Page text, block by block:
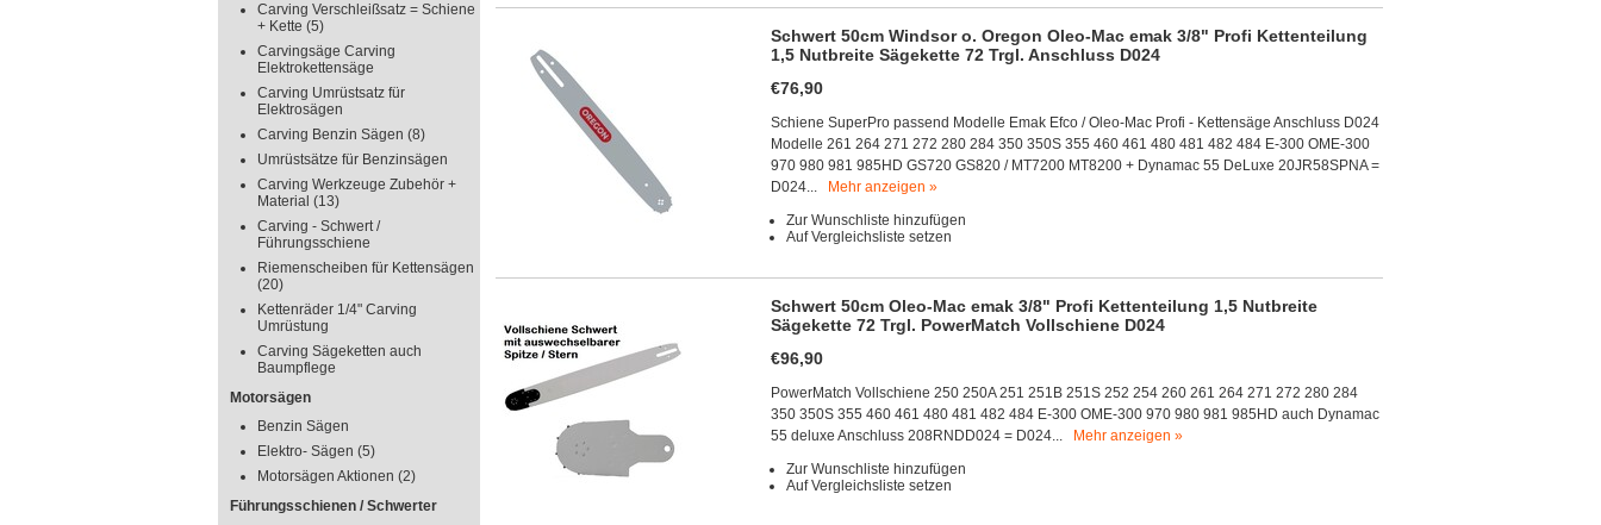
Carving Verschleißsatz = Schiene
+ Kette (5)
Carvingsäge Carving
Elektrokettensäge
Carving Umrüstsatz für
Elektrosägen
Carving Benzin Sägen (8)
Umrüstsätze für Benzinsägen
Carving Werkzeuge Zubehör +
Material (13)
Carving - Schwert /
Führungsschiene
Riemenscheiben für Kettensägen
(20)
Kettenräder 1/4" Carving
Umrüstung
Carving Sägeketten auch
Baumpflege
Motorsägen
Benzin Sägen
Elektro- Sägen (5)
Motorsägen Aktionen (2)
Führungsschienen / Schwerter
Schwert 50cm Windsor o. Oregon Oleo-Mac emak 3/8" Profi Kettenteilung
1,5 Nutbreite Sägekette 72 Trgl. Anschluss D024
€76,90
Schiene SuperPro passend Modelle Emak Efco / Oleo-Mac Profi - Kettensäge Anschluss D024
Modelle 261 264 271 272 280 284 350 350S 355 460 461 480 481 482 484 E-300 OME-300
970 980 981 985HD GS720 GS820 / MT7200 MT8200 + Dynamac 55 DeLuxe 20JR58SPNA =
D024...
Mehr anzeigen »
Zur Wunschliste hinzufügen
Auf Vergleichsliste setzen
Schwert 50cm Oleo-Mac emak 3/8" Profi Kettenteilung 1,5 Nutbreite
Sägekette 72 Trgl. PowerMatch Vollschiene D024
€96,90
PowerMatch Vollschiene 250 250A 251 251B 251S 252 254 260 261 264 271 272 280 284
350 350S 355 460 461 480 481 482 484 E-300 OME-300 970 980 981 985HD auch Dynamac
55 deluxe Anschluss 208RNDD024 = D024...
Mehr anzeigen »
Zur Wunschliste hinzufügen
Auf Vergleichsliste setzen